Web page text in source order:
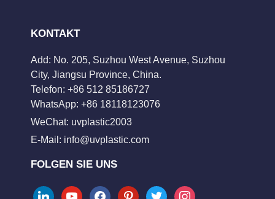
KONTAKT
Add: No. 205, Suzhou West Avenue, Suzhou
City, Jiangsu Province, China.
Telefon: +86 512 85186727
WhatsApp: +86 18118123076
WeChat: uvplastic2003
E-Mail: info@uvplastic.com
FOLGEN SIE UNS
linkedinyoutubefacebookpinteresttwitter instagram